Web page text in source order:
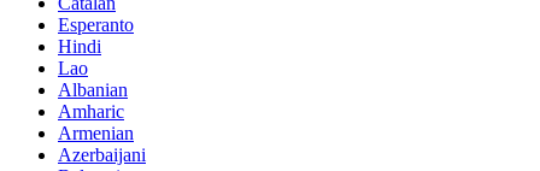
Esperanto
Hindi
Lao
Albanian
Amharic
Armenian
Azerbaijani